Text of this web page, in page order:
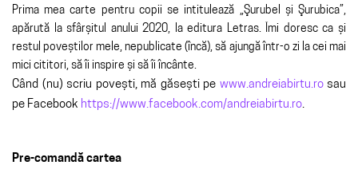
Prima mea carte pentru copii se intitulează „Şurubel și Şurubica”,
apărută la sfârșitul anului 2020, la editura Letras. Îmi doresc ca și
restul poveștilor mele, nepublicate (încă), să ajungă într-o zi la cei mai
mici cititori, să îi inspire și să îi încânte.
Când (nu) scriu povești, mă găsești pe www.andreiabirtu.rosau
pe Facebook https://www.facebook.com/andreiabirtu.ro.
Pre-comandă cartea